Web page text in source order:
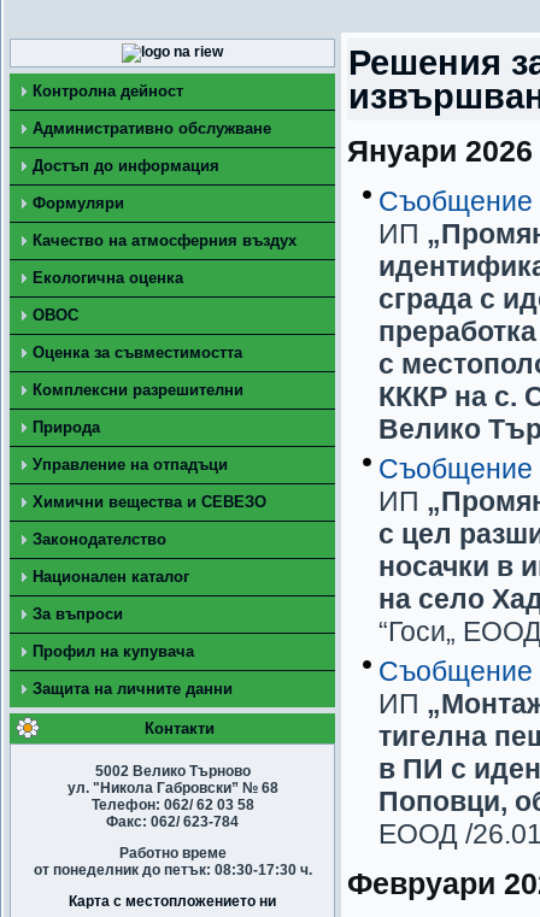
Контролна дейност
Административно обслужване
Достъп до информация
Формуляри
Качество на атмосферния въздух
Екологична оценка
ОВОС
Оценка за съвместимостта
Комплексни разрешителни
Природа
Управление на отпадъци
Химични вещества и СЕВЕЗО
Законодателство
Национален каталог
За въпроси
Профил на купувача
Защита на личните данни
Контакти
5002 Велико Търново
ул. "Никола Габровски” № 68
Телефон: 062/ 62 03 58
Факс: 062/ 623-784
Работно време
от понеделник до петък: 08:30-17:30 ч.
Карта с местопложението ни
Решения
Януари 2026
Съобщение
ИП
сграда с
с
КККР на с.
Велико
Съобщение
ИП
с цел
носачки в
на село
“Госи„
Съобщение
ИП
тигелна
в ПИ с
Поповци,
ЕООД /
Февруари